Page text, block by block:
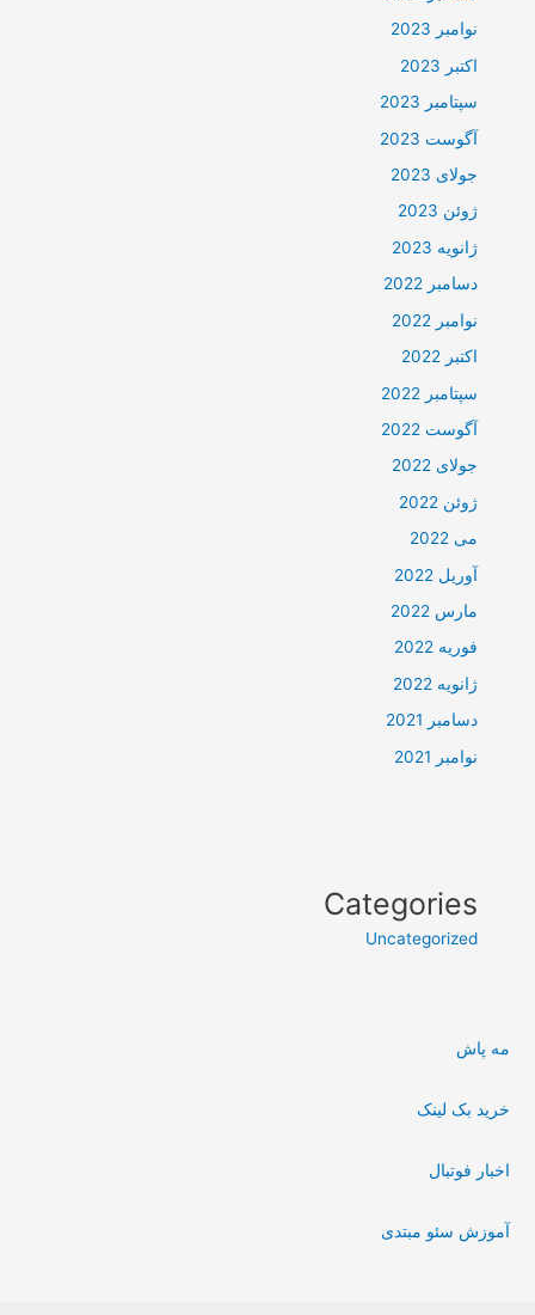
نوامبر 2023
اکتبر 2023
سپتامبر 2023
آگوست 2023
جولای 2023
ژوئن 2023
ژانویه 2023
دسامبر 2022
نوامبر 2022
اکتبر 2022
سپتامبر 2022
آگوست 2022
جولای 2022
ژوئن 2022
می 2022
آوریل 2022
مارس 2022
فوریه 2022
ژانویه 2022
دسامبر 2021
نوامبر 2021
Categories
Uncategorized
مه پاش
خرید بک لینک
اخبار فوتبال
آموزش سئو مبتدی